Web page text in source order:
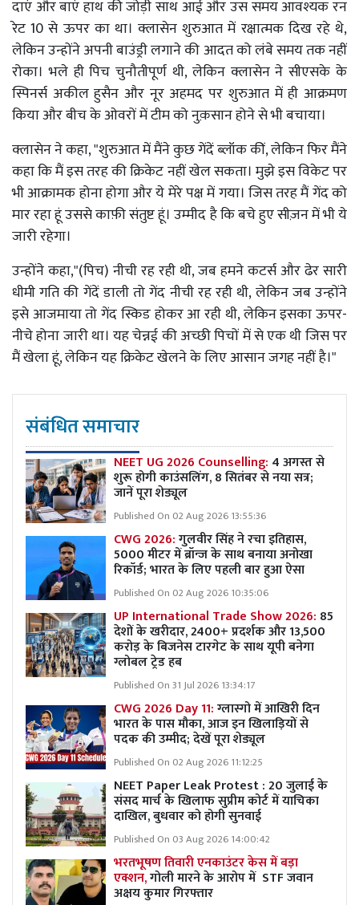
दाएं और बाएं हाथ की जोड़ी साथ आई और उस समय आवश्यक रन
रेट 10 से ऊपर का था। क्लासेन शुरुआत में रक्षात्मक दिख रहे थे,
लेकिन उन्होंने अपनी बाउंड्री लगाने की आदत को लंबे समय तक नहीं
रोका। भले ही पिच चुनौतीपूर्ण थी, लेकिन क्लासेन ने सीएसके के
स्पिनर्स अकील हुसैन और नूर अहमद पर शुरुआत में ही आक्रमण
किया और बीच के ओवरों में टीम को नुक़सान होने से भी बचाया।
क्लासेन ने कहा, "शुरुआत में मैंने कुछ गेंदें ब्लॉक कीं, लेकिन फिर मैंने
कहा कि मैं इस तरह की क्रिकेट नहीं खेल सकता। मुझे इस विकेट पर
भी आक्रामक होना होगा और ये मेरे पक्ष में गया। जिस तरह मैं गेंद को
मार रहा हूं उससे काफ़ी संतुष्ट हूं। उम्मीद है कि बचे हुए सीज़न में भी ये
जारी रहेगा।
उन्होंने कहा,"(पिच) नीची रह रही थी, जब हमने कटर्स और ढेर सारी
धीमी गति की गेंदें डाली तो गेंद नीची रह रही थी, लेकिन जब उन्होंने
इसे आजमाया तो गेंद स्किड होकर आ रही थी, लेकिन इसका ऊपर-
नीचे होना जारी था। यह चेन्नई की अच्छी पिचों में से एक थी जिस पर
मैं खेला हूं, लेकिन यह क्रिकेट खेलने के लिए आसान जगह नहीं है।"
संबंधित समाचार
NEET UG 2026 Counselling: 4 अगस्त से
शुरू होगी काउंसलिंग, 8 सितंबर से नया सत्र;
जानें पूरा शेड्यूल
Published On 02 Aug 2026 13:55:36
CWG 2026:गुलवीर सिंह ने रचा इतिहास,
5000 मीटर में ब्रॉन्ज के साथ बनाया अनोखा
रिकॉर्ड; भारत के लिए पहली बार हुआ ऐसा
Published On 02 Aug 2026 10:35:06
UP International Trade Show 2026: 85
देशों के खरीदार, 2400+ प्रदर्शक और 13,500
करोड़ के बिजनेस टारगेट के साथ यूपी बनेगा
ग्लोबल ट्रेड हब
Published On 31 Jul 2026 13:34:17
CWG 2026 Day 11:ग्लास्गो में आखिरी दिन
भारत के पास मौका, आज इन खिलाड़ियों से
पदक की उम्मीद; देखें पूरा शेड्यूल
Published On 02 Aug 2026 11:12:25
NEET Paper Leak Protest : 20 जुलाई के
संसद मार्च के खिलाफ सुप्रीम कोर्ट में याचिका
दाखिल, बुधवार को होगी सुनवाई
Published On 03 Aug 2026 14:00:42
भरतभूषण तिवारी एनकाउंटर केस में बड़ा
एक्शन,गोली मारने के आरोप में STF जवान
अक्षय कुमार गिरफ्तार